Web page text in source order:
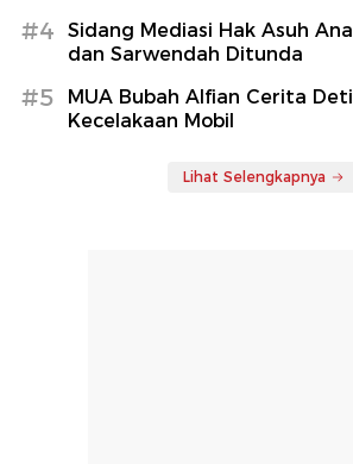
#4
Sidang Mediasi Hak Asuh
dan Sarwendah Ditunda
#5
MUA Bubah Alfian Cerita
Kecelakaan Mobil
Lihat Selengkapnya